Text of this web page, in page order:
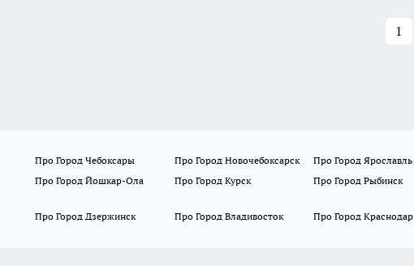
1
Про Город Чебоксары Про Город Новочебоксарск Про Город Ярославль
Про Город Йошкар-Ола
Про Город Курск Про Город Рыбинск
Про Город Дзержинск
Про Город Владивосток Про Город Краснодар